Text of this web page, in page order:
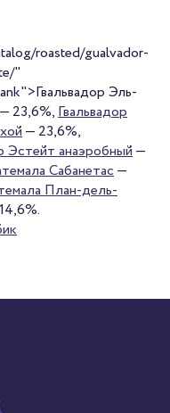
roasted/gualvador-
"
Эль-
23,6%,Гвальвадор
— 23,6%,
Эстейт анаэробный—
Сабанетас—
План-дель-